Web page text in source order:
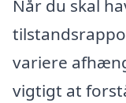
Når du skal
variere
vigtigt at